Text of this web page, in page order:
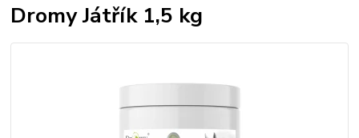
Dromy Játřík 1,5 kg